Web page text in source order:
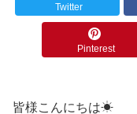
Twitter
Pinterest
皆様こんにちは☀